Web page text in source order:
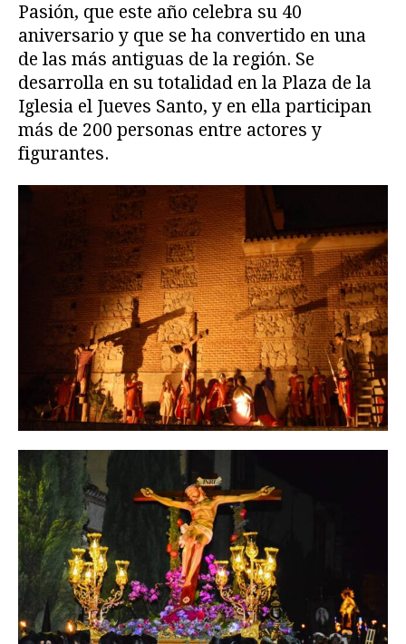
Pasión, que este año celebra su 40
aniversario y que se ha convertido en una
de las más antiguas de la región. Se
desarrolla en su totalidad en la Plaza de la
Iglesia el Jueves Santo, y en ella participan
más de 200 personas entre actores y
figurantes.